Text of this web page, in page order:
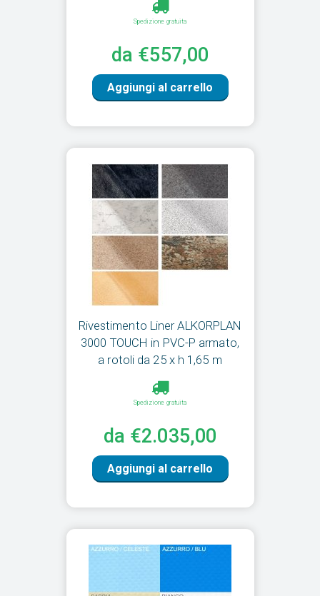
Spedizione gratuita
da €557,00
Aggiungi al carrello
Rivestimento Liner ALKORPLAN
3000 TOUCH in PVC-P armato,
a rotoli da 25 x h 1,65 m
Spedizione gratuita
da €2.035,00
Aggiungi al carrello